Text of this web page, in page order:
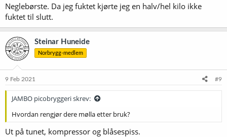
Neglebørste. Da jeg fuktet kjørte jeg en halv/hel kilo ikke
fuktet til slutt.
Steinar Huneide
Norbrygg-medlem
9 Feb 2021 #9
JAMBO picobryggeri skrev:
Hvordan rengjør dere mølla etter bruk?
Ut på tunet, kompressor og blåsespiss.